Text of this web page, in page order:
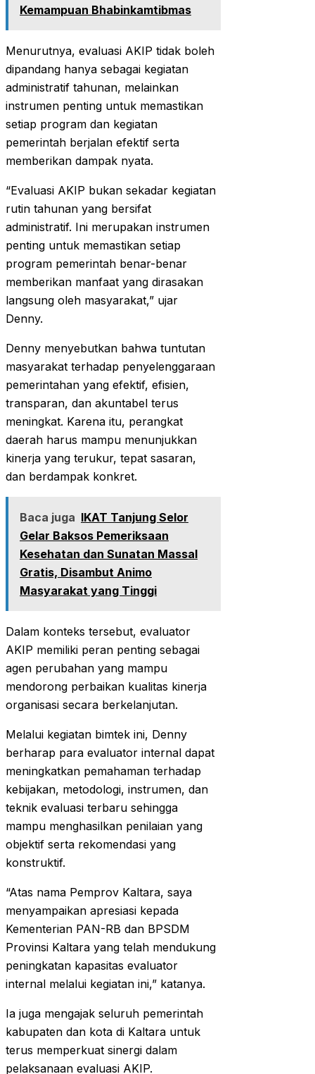
Kemampuan Bhabinkamtibmas
Menurutnya, evaluasi AKIP tidak boleh
dipandang hanya sebagai kegiatan
administratif tahunan, melainkan
instrumen penting untuk memastikan
setiap program dan kegiatan
pemerintah berjalan efektif serta
memberikan dampak nyata.
“Evaluasi AKIP bukan sekadar kegiatan
rutin tahunan yang bersifat
administratif. Ini merupakan instrumen
penting untuk memastikan setiap
program pemerintah benar-benar
memberikan manfaat yang dirasakan
langsung oleh masyarakat,” ujar
Denny.
Denny menyebutkan bahwa tuntutan
masyarakat terhadap penyelenggaraan
pemerintahan yang efektif, efisien,
transparan, dan akuntabel terus
meningkat. Karena itu, perangkat
daerah harus mampu menunjukkan
kinerja yang terukur, tepat sasaran,
dan berdampak konkret.
Baca juga IKAT Tanjung Selor
Gelar Baksos Pemeriksaan
Kesehatan dan Sunatan Massal
Gratis, Disambut Animo
Masyarakat yang Tinggi
Dalam konteks tersebut, evaluator
AKIP memiliki peran penting sebagai
agen perubahan yang mampu
mendorong perbaikan kualitas kinerja
organisasi secara berkelanjutan.
Melalui kegiatan bimtek ini, Denny
berharap para evaluator internal dapat
meningkatkan pemahaman terhadap
kebijakan, metodologi, instrumen, dan
teknik evaluasi terbaru sehingga
mampu menghasilkan penilaian yang
objektif serta rekomendasi yang
konstruktif.
“Atas nama Pemprov Kaltara, saya
menyampaikan apresiasi kepada
Kementerian PAN-RB dan BPSDM
Provinsi Kaltara yang telah mendukung
peningkatan kapasitas evaluator
internal melalui kegiatan ini,” katanya.
Ia juga mengajak seluruh pemerintah
kabupaten dan kota di Kaltara untuk
terus memperkuat sinergi dalam
pelaksanaan evaluasi AKIP.